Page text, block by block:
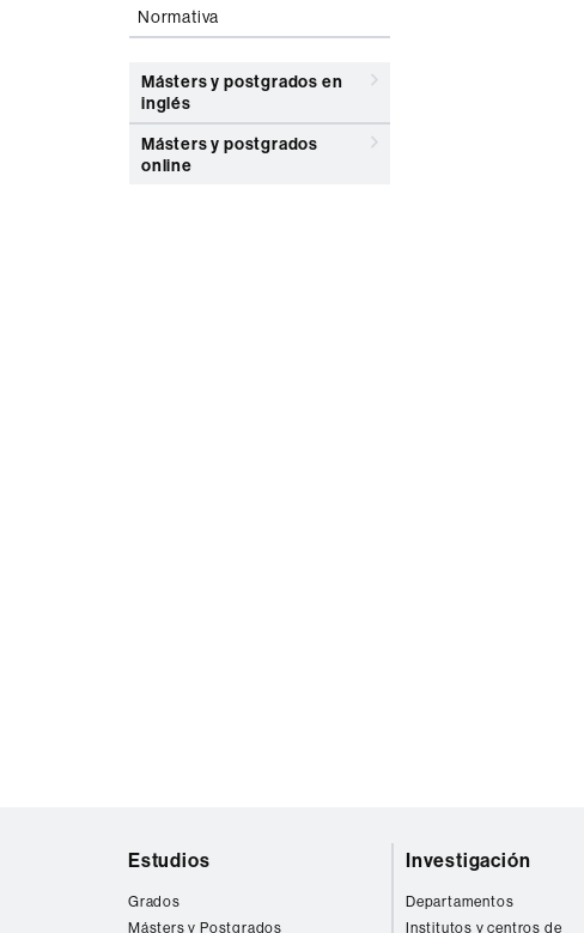
Normativa
Másters y postgrados en
inglés
Másters y postgrados
online
Estudios
Grados
Másters y Postgrados
Investigación
Departamentos
Institutos y centros de